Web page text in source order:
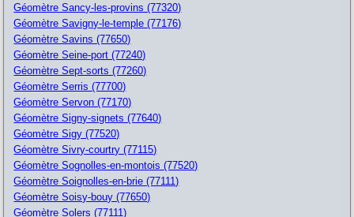
Géomètre Sancy-les-provins (77320)
Géomètre Savigny-le-temple (77176)
Géomètre Savins (77650)
Géomètre Seine-port (77240)
Géomètre Sept-sorts (77260)
Géomètre Serris (77700)
Géomètre Servon (77170)
Géomètre Signy-signets (77640)
Géomètre Sigy (77520)
Géomètre Sivry-courtry (77115)
Géomètre Sognolles-en-montois (77520)
Géomètre Soignolles-en-brie (77111)
Géomètre Soisy-bouy (77650)
Géomètre Solers (77111)